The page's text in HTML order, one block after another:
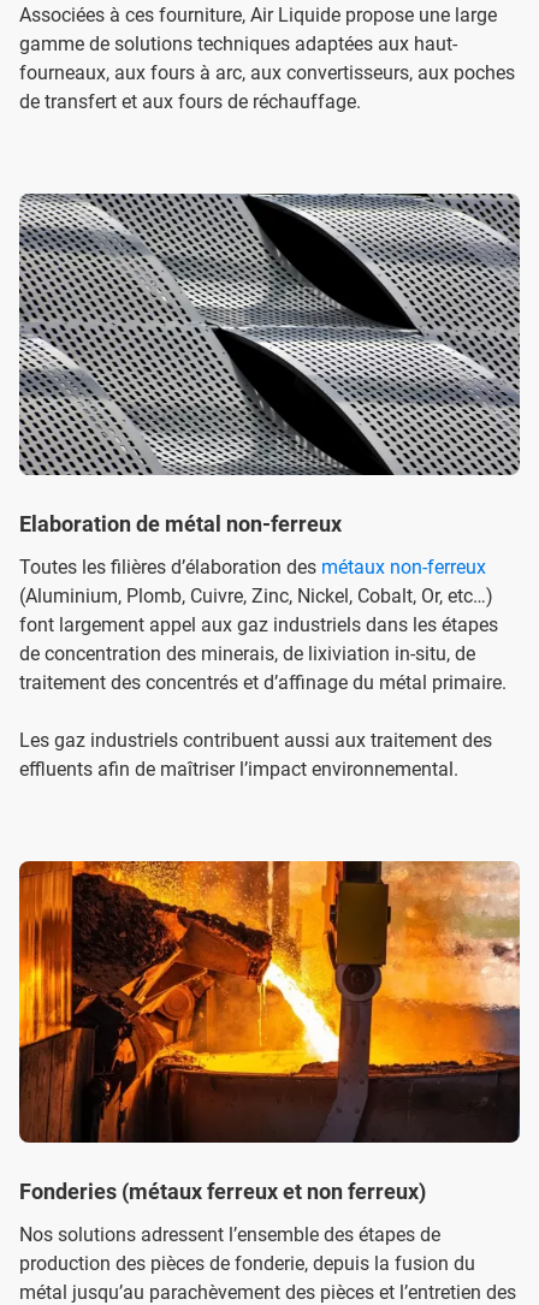
Associées à ces fourniture, Air Liquide propose une large
gamme de solutions techniques adaptées aux haut-
fourneaux, aux fours à arc, aux convertisseurs, aux poches
de transfert et aux fours de réchauffage.
Elaboration de métal non-ferreux
Toutes les filières d’élaboration des métaux non-ferreux
(Aluminium, Plomb, Cuivre, Zinc, Nickel, Cobalt, Or, etc…)
font largement appel aux gaz industriels dans les étapes
de concentration des minerais, de lixiviation in-situ, de
traitement des concentrés et d’affinage du métal primaire.
Les gaz industriels contribuent aussi aux traitement des
effluents afin de maîtriser l’impact environnemental.
Fonderies (métaux ferreux et non ferreux)
Nos solutions adressent l’ensemble des étapes de
production des pièces de fonderie, depuis la fusion du
métal jusqu’au parachèvement des pièces et l’entretien des